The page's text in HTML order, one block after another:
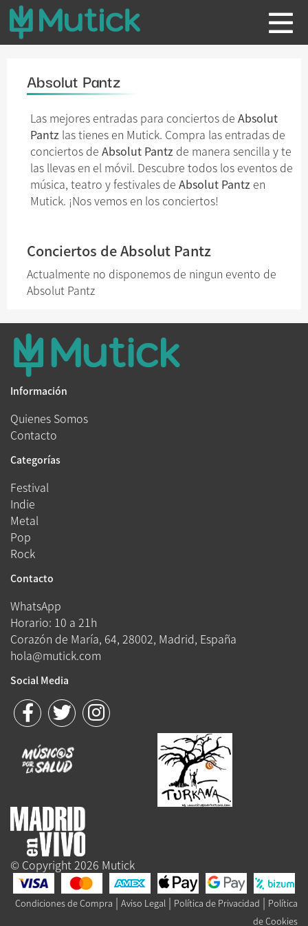
Absolut Pantz
Las mejores entradas para conciertos de Absolut
Pantz las tienes en Mutick. Compra las entradas de
conciertos de Absolut Pantz de manera sencilla y te
las llevas en el móvil. Descubre todos los eventos de
música, teatro y festivales de Absolut Pantz en
Mutick. ¡Nos vemos en los conciertos!
Conciertos de Absolut Pantz
Actualmente no disponemos de ningun evento de
Absolut Pantz
Información
Quienes Somos
Contacto
Categorías
Festival
Indie
Metal
Pop
Rock
Contacto
WhatsApp
Horario: 10 a 21h
Corazón de María, 64, 28002, Madrid, España
hola@mutick.com
Social Media
© Copyright 2026 Mutick
Condiciones de Compra | Aviso Legal | Política de Privacidad | Política
de Cookies